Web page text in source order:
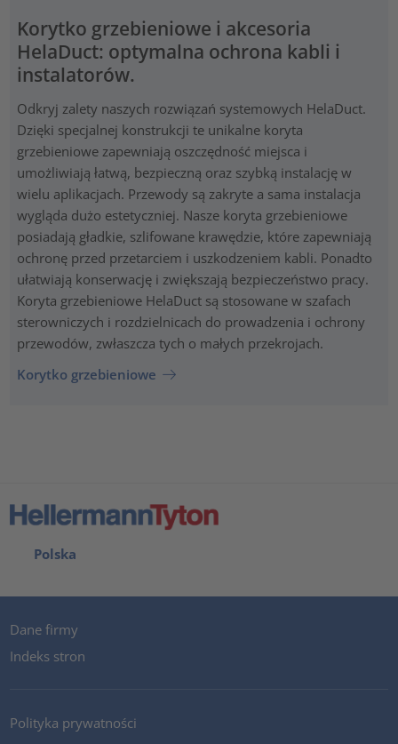
Korytko grzebieniowe i akcesoria
HelaDuct: optymalna ochrona kabli i
instalatorów.
Odkryj zalety naszych rozwiązań systemowych HelaDuct.
Dzięki specjalnej konstrukcji te unikalne koryta
grzebieniowe zapewniają oszczędność miejsca i
umożliwiają łatwą, bezpieczną oraz szybką instalację w
wielu aplikacjach. Przewody są zakryte a sama instalacja
wygląda dużo estetyczniej. Nasze koryta grzebieniowe
posiadają gładkie, szlifowane krawędzie, które zapewniają
ochronę przed przetarciem i uszkodzeniem kabli. Ponadto
ułatwiają konserwację i zwiększają bezpieczeństwo pracy.
Koryta grzebieniowe HelaDuct są stosowane w szafach
sterowniczych i rozdzielnicach do prowadzenia i ochrony
przewodów, zwłaszcza tych o małych przekrojach.
Korytko grzebieniowe
Polska
Dane firmy
Indeks stron
Polityka prywatności